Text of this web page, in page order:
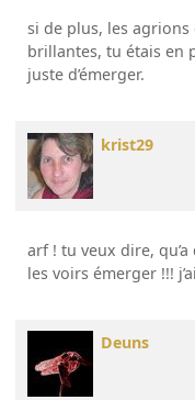
si de plus, les agrions
brillantes, tu étais en
juste d’émerger.
krist29
arf ! tu veux dire,
les voirs émerger !!!
Deuns